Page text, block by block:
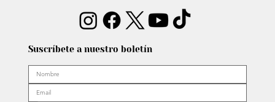
Suscríbete a nuestro boletín